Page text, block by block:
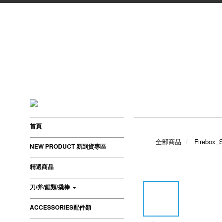
首頁
NEW PRODUCT 新到貨專區
精選商品
刀/斧/鋸類/撬棒
ACCESSORIES配件類
全部商品